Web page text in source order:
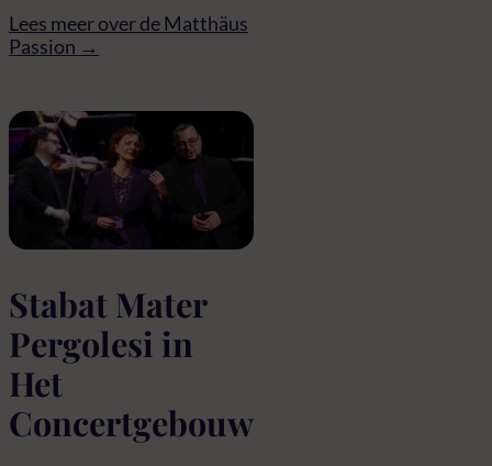
Lees meer over de Matthäus
Passion →
Stabat Mater
Pergolesi in
Het
Concertgebouw